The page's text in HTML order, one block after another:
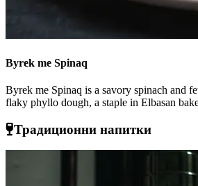
Byrek me Spinaq
Byrek me Spinaq is a savory spinach and
flaky phyllo dough, a staple in Elbasan
Традиционни напитки